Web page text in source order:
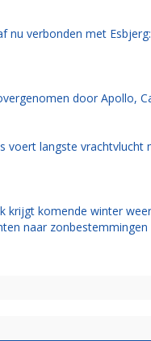
nu verbonden met
door Apollo,
voert langste vrachtvlucht
krijgt komende winter weer
naar zonbestemmingen